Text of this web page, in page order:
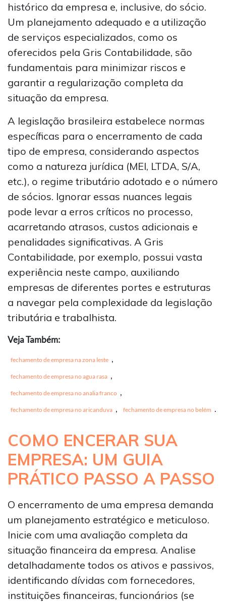
histórico da empresa e, inclusive, do sócio.
Um planejamento adequado e a utilização
de serviços especializados, como os
oferecidos pela Gris Contabilidade, são
fundamentais para minimizar riscos e
garantir a regularização completa da
situação da empresa.
A legislação brasileira estabelece normas
específicas para o encerramento de cada
tipo de empresa, considerando aspectos
como a natureza jurídica (MEI, LTDA, S/A,
etc.), o regime tributário adotado e o número
de sócios. Ignorar essas nuances legais
pode levar a erros críticos no processo,
acarretando atrasos, custos adicionais e
penalidades significativas. A Gris
Contabilidade, por exemplo, possui vasta
experiência neste campo, auxiliando
empresas de diferentes portes e estruturas
a navegar pela complexidade da legislação
tributária e trabalhista.
Veja Também:
fechamento de empresa na zona leste ,
fechamento de empresa no agua rasa ,
fechamento de empresa no analia franco ,
fechamento de empresa no aricanduva , fechamento de empresa no belém .
COMO ENCERAR SUA
EMPRESA: UM GUIA
PRÁTICO PASSO A PASSO
O encerramento de uma empresa demanda
um planejamento estratégico e meticuloso.
Inicie com uma avaliação completa da
situação financeira da empresa. Analise
detalhadamente todos os ativos e passivos,
identificando dívidas com fornecedores,
instituições financeiras, funcionários (se